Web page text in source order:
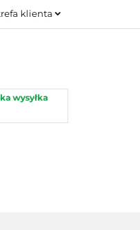
klienta
zgłoszenie
wysyłka